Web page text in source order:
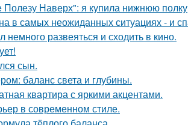
Наверх": я купила нижнюю
в самых неожиданных ситуациях - и
развеяться и сходить в кино.
сын.
баланс света и глубины.
квартира с яркими акцентами.
в современном стиле.